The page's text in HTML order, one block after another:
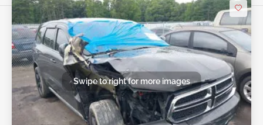
Swipe to right for more images